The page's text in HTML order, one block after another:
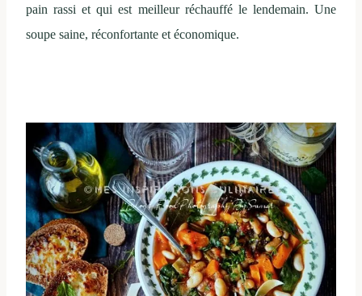
pain rassi et qui est meilleur réchauffé le lendemain. Une
soupe saine, réconfortante et économique.